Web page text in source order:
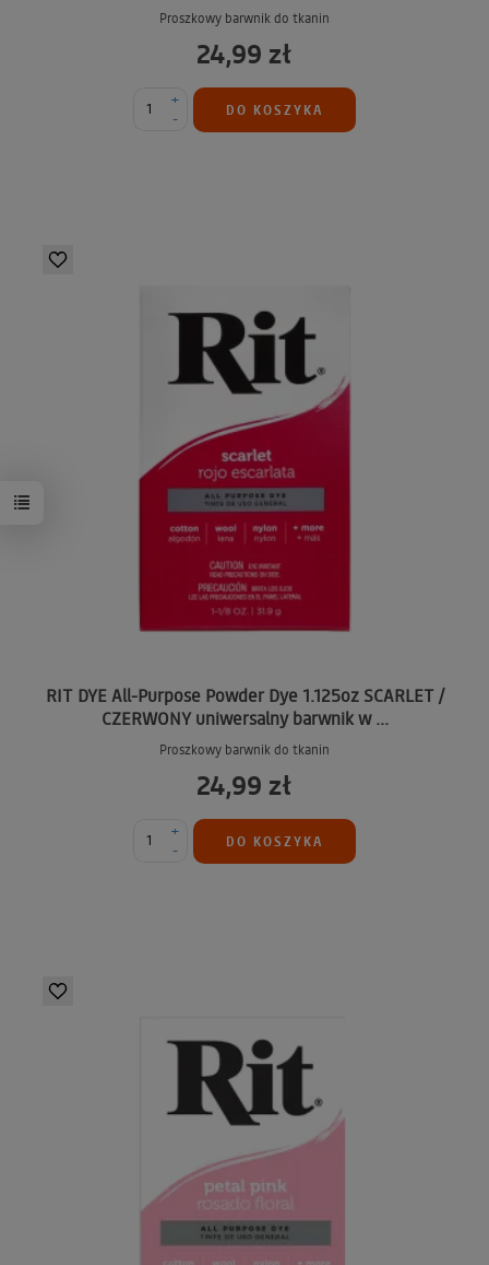
Proszkowy barwnik do tkanin
24,99 zł
-
+
DO KOSZYKA
RIT DYE All-Purpose Powder Dye 1.125oz SCARLET /
CZERWONY uniwersalny barwnik w ...
Proszkowy barwnik do tkanin
24,99 zł
-
+
DO KOSZYKA